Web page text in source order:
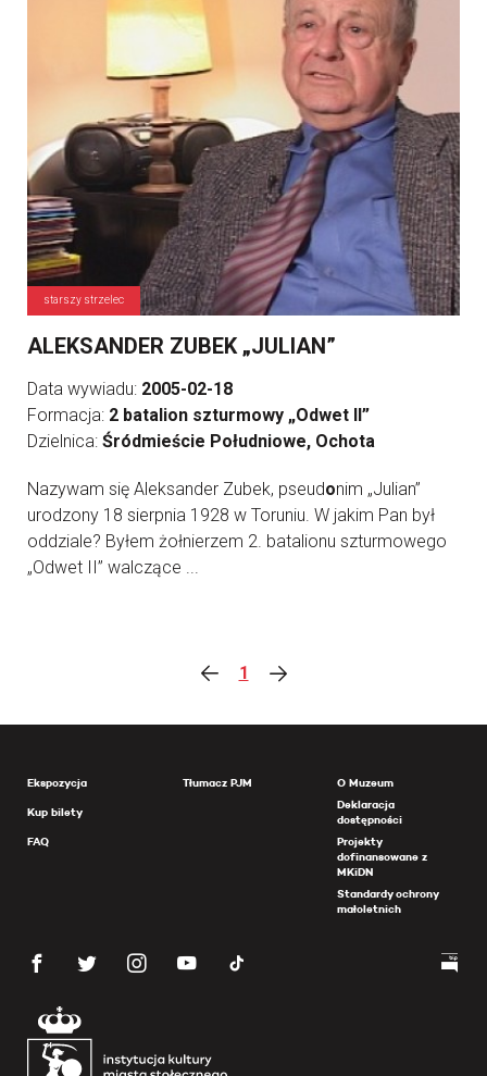
starszy strzelec
ALEKSANDER ZUBEK „JULIAN”
Data wywiadu: 2005-02-18
Formacja: 2 batalion szturmowy „Odwet II”
Dzielnica: Śródmieście Południowe, Ochota
Nazywam się Aleksander Zubek, pseudonim „Julian”
urodzony 18 sierpnia 1928 w Toruniu. W jakim Pan był
oddziale? Byłem żołnierzem 2. batalionu szturmowego
„Odwet II” walczące ...
1
Ekspozycja
Kup bilety
FAQ
Tłumacz PJM
O Muzeum
Deklaracja
dostępności
Projekty
dofinansowane z
MKiDN
Standardy ochrony
małoletnich